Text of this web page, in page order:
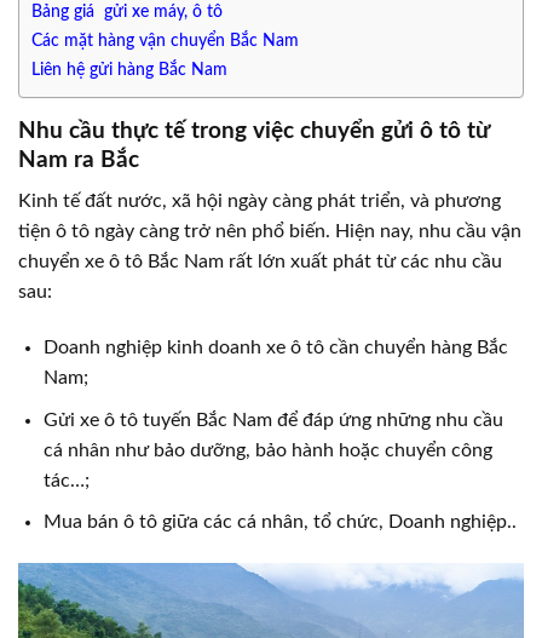
Bảng giá gửi xe máy, ô tô
Các mặt hàng vận chuyển Bắc Nam
Liên hệ gửi hàng Bắc Nam
Nhu cầu thực tế trong việc chuyển gửi ô tô từ
Nam ra Bắc
Kinh tế đất nước, xã hội ngày càng phát triển, và phương
tiện ô tô ngày càng trở nên phổ biến. Hiện nay, nhu cầu vận
chuyển xe ô tô Bắc Nam rất lớn xuất phát từ các nhu cầu
sau:
Doanh nghiệp kinh doanh xe ô tô cần chuyển hàng Bắc
Nam;
Gửi xe ô tô tuyến Bắc Nam để đáp ứng những nhu cầu
cá nhân như bảo dưỡng, bảo hành hoặc chuyển công
tác…;
Mua bán ô tô giữa các cá nhân, tổ chức, Doanh nghiệp..